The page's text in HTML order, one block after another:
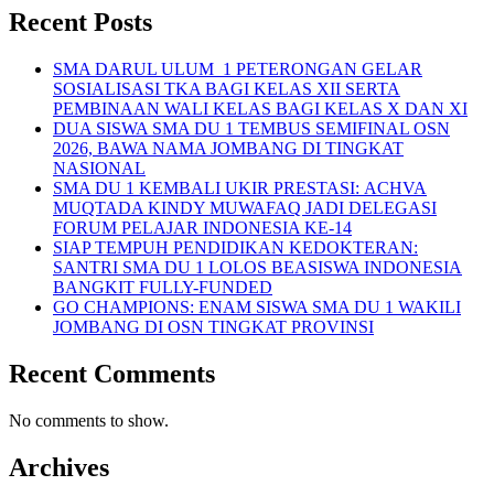
Recent Posts
SMA DARUL ULUM 1 PETERONGAN GELAR
SOSIALISASI TKA BAGI KELAS XII SERTA
PEMBINAAN WALI KELAS BAGI KELAS X DAN XI
DUA SISWA SMA DU 1 TEMBUS SEMIFINAL OSN
2026, BAWA NAMA JOMBANG DI TINGKAT
NASIONAL
SMA DU 1 KEMBALI UKIR PRESTASI: ACHVA
MUQTADA KINDY MUWAFAQ JADI DELEGASI
FORUM PELAJAR INDONESIA KE-14
SIAP TEMPUH PENDIDIKAN KEDOKTERAN:
SANTRI SMA DU 1 LOLOS BEASISWA INDONESIA
BANGKIT FULLY-FUNDED
GO CHAMPIONS: ENAM SISWA SMA DU 1 WAKILI
JOMBANG DI OSN TINGKAT PROVINSI
Recent Comments
No comments to show.
Archives